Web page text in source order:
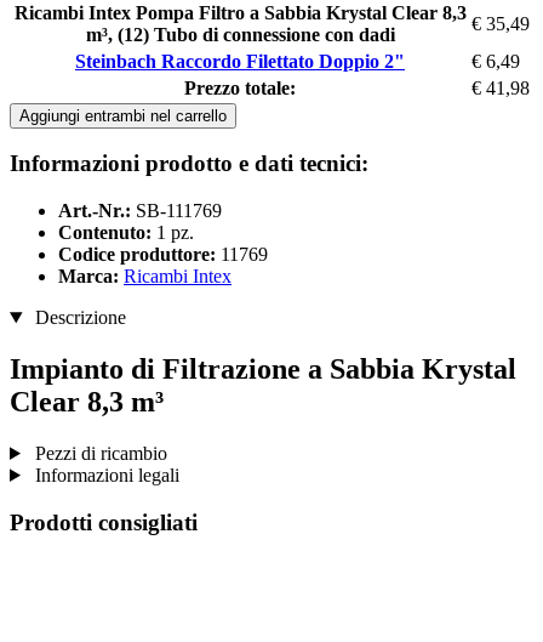
Ricambi Intex Pompa Filtro a Sabbia Krystal Clear 8,3
m³, (12) Tubo di connessione con dadi
€ 35,49
Steinbach Raccordo Filettato Doppio 2"
€ 6,49
Prezzo totale:
€ 41,98
Aggiungi entrambi nel carrello
Informazioni prodotto e dati tecnici:
Art.-Nr.: SB-111769
Contenuto: 1 pz.
Codice produttore: 11769
Marca: Ricambi Intex
Descrizione
Impianto di Filtrazione a Sabbia Krystal
Clear 8,3 m³
Pezzi di ricambio
Informazioni legali
Prodotti consigliati